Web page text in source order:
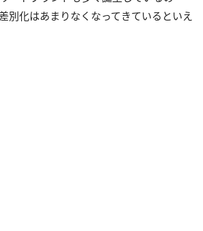
別化はあまりなくなってきているといえ